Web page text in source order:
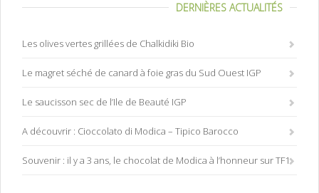
DERNIÈRES ACTUALITÉS
Les olives vertes grillées de Chalkidiki Bio
Le magret séché de canard à foie gras du Sud Ouest IGP
Le saucisson sec de l’Ile de Beauté IGP
A découvrir : Cioccolato di Modica – Tipico Barocco
Souvenir : il y a 3 ans, le chocolat de Modica à l’honneur sur TF1